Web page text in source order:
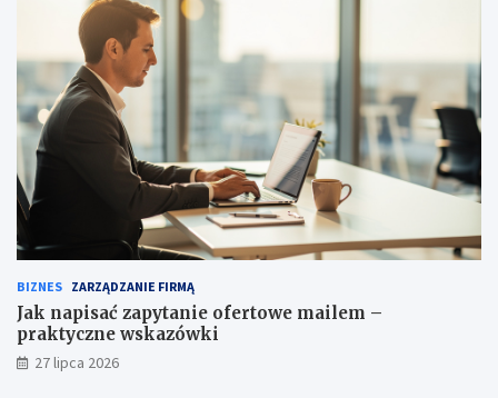
BIZNES ZARZĄDZANIE FIRMĄ
Jak napisać zapytanie ofertowe mailem –
praktyczne wskazówki
27 lipca 2026